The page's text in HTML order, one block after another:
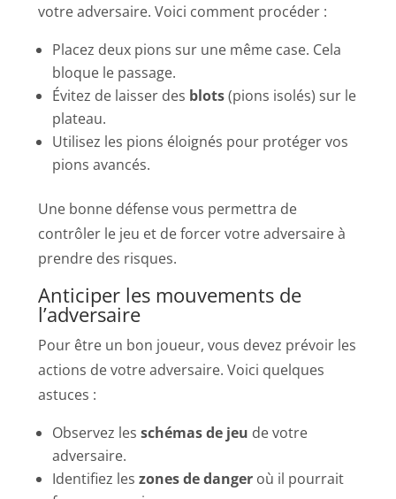
votre adversaire. Voici comment procéder :
Placez deux pions sur une même case. Cela
bloque le passage.
Évitez de laisser des blots(pions isolés) sur le
plateau.
Utilisez les pions éloignés pour protéger vos
pions avancés.
Une bonne défense vous permettra de
contrôler le jeu et de forcer votre adversaire à
prendre des risques.
Anticiper les mouvements de
l’adversaire
Pour être un bon joueur, vous devez prévoir les
actions de votre adversaire. Voici quelques
astuces :
Observez lesschémas de jeu de votre
adversaire.
Identifiez leszones de danger où il pourrait